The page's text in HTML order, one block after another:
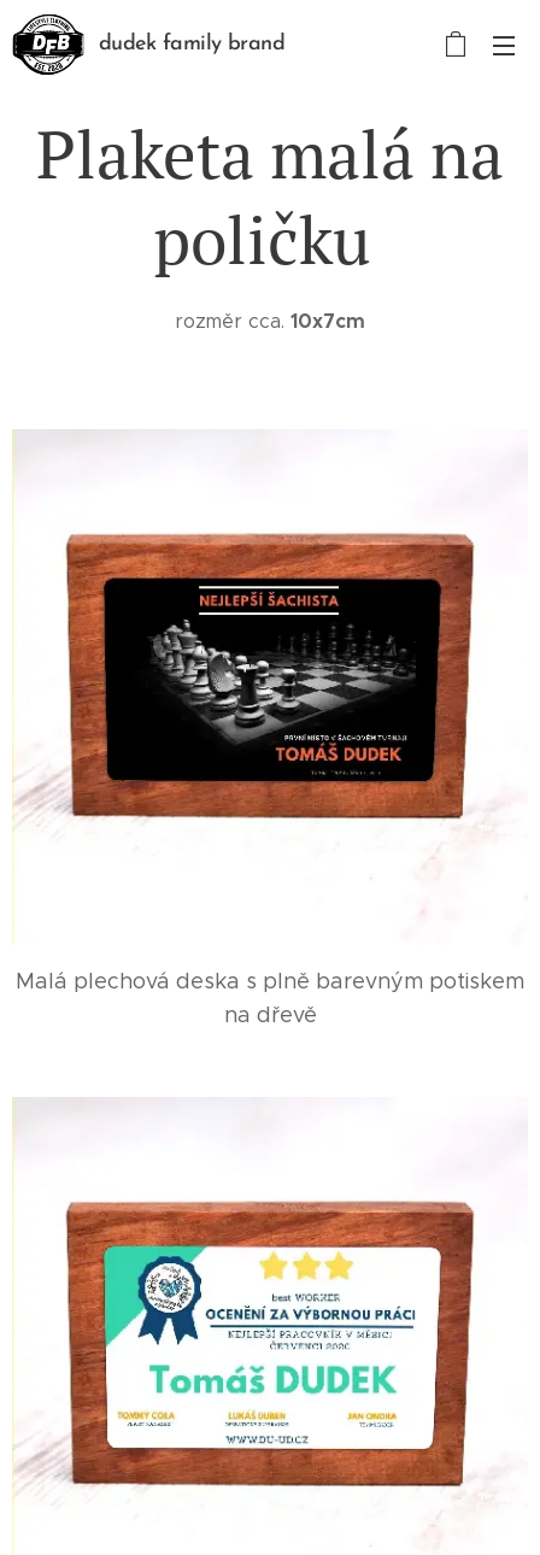
dudek family brand
Plaketa malá na
poličku
rozměr cca. 10x7cm
Malá plechová deska s plně barevným potiskem
na dřevě